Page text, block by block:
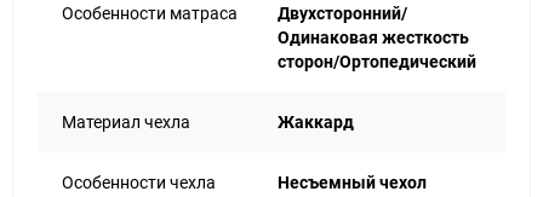
Особенности матраса
Двухсторонний/
Одинаковая жесткость
сторон/Ортопедический
Материал чехла Жаккард
Особенности чехла Несъемный чехол